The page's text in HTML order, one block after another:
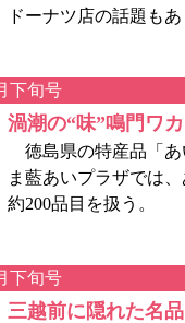
ドーナツ店の話題も
下旬号
渦潮の“味”鳴門ワ
徳島県の特産品「あ
ま藍あいプラザでは
約200品目を扱う。
下旬号
三越前に隠れた名